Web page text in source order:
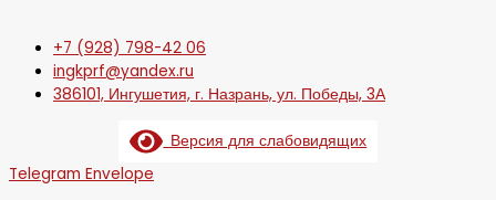
+7 (928) 798-42 06
ingkprf@yandex.ru
386101, Ингушетия, г. Назрань, ул. Победы, 3А
Версия для слабовидящих
Telegram Envelope